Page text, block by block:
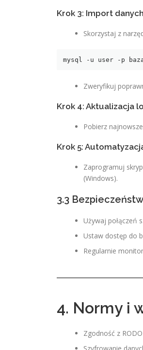
Krok 3: Import
Skorzystaj z
mysql -u user -p
Zweryfikuj
Krok 4: Aktualizacja
Pobierz
Krok 5:
Zaprogramuj
(Windows).
3.3
Używaj połączeń
Ustaw dostęp do
Regularnie
4. Normy i
Zgodność z